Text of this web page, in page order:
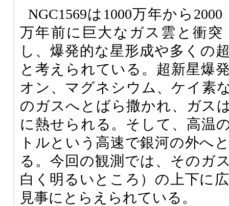
NGC1569は1000万年から2000
万年前に巨大なガス雲と衝突
し、爆発的な星形成や多くの
と考えられている。超新星爆
オン、マグネシウム、ケイ素
のガスへとばら撒かれ、ガス
に熱せられる。そして、高温
トルという高速で銀河の外へ
る。今回の観測では、そのガ
白く明るいところ）の上下に
見事にとらえられている。